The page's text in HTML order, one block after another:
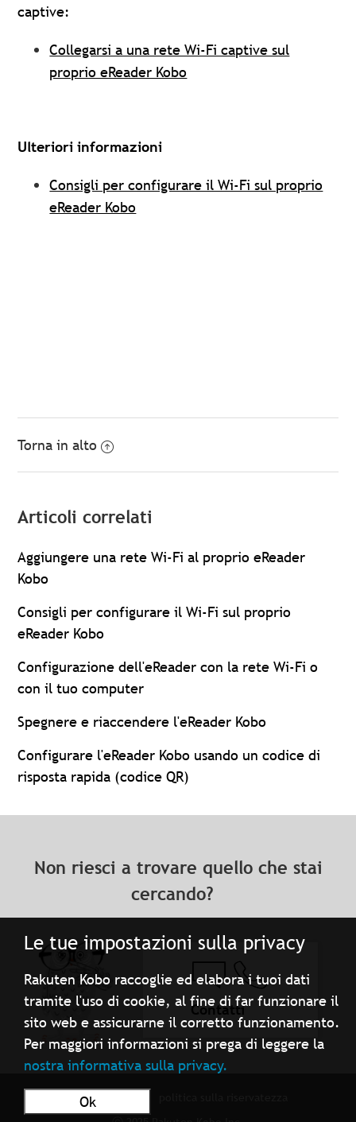
Le tue impostazioni sulla privacy
Rakuten Kobo raccoglie ed elabora i tuoi dati
tramite l'uso di cookie, al fine di far funzionare il
sito web e assicurarne il corretto funzionamento.
Per maggiori informazioni si prega di leggere la
nostra informativa sulla privacy.
Ok
captive:
Collegarsi a una rete Wi-Fi captive sul
proprio eReader Kobo
Ulteriori informazioni
Consigli per configurare il Wi-Fi sul proprio
eReader Kobo
Torna in alto
Articoli correlati
Aggiungere una rete Wi-Fi al proprio eReader
Kobo
Consigli per configurare il Wi-Fi sul proprio
eReader Kobo
Configurazione dell'eReader con la rete Wi-Fi o
con il tuo computer
Spegnere e riaccendere l'eReader Kobo
Configurare l'eReader Kobo usando un codice di
risposta rapida (codice QR)
Non riesci a trovare quello che stai
cercando?
Contatti
Condizioni d'uso